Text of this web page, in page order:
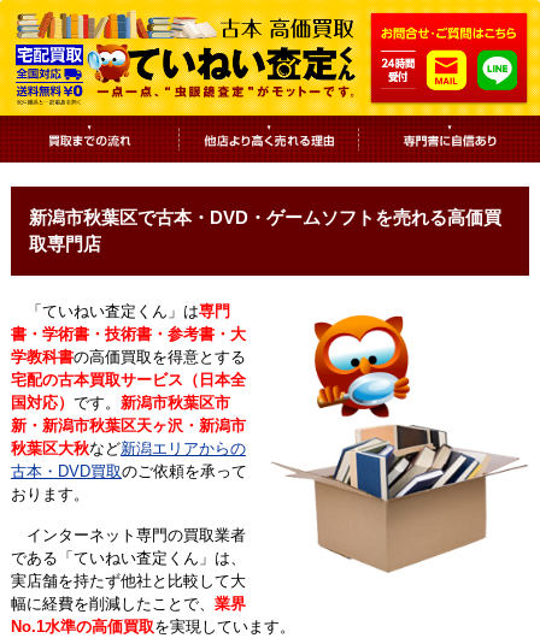
新潟市秋葉区で古本・DVD・ゲームソフトを売れる高価買
取専門店
「ていねい査定くん」は専門
書・学術書・技術書・参考書・大
学教科書の高価買取を得意とする
宅配の古本買取サービス（日本全
国対応） です。 新潟市秋葉区市
新・新潟市秋葉区天ヶ沢・新潟市
秋葉区大秋など新潟エリアからの
古本・DVD買取のご依頼を承って
おります。
インターネット専門の買取業者
である「ていねい査定くん」は、
実店舗を持たず他社と比較して大
幅に経費を削減したことで、 業界
No.1水準の高価買取を実現しています。